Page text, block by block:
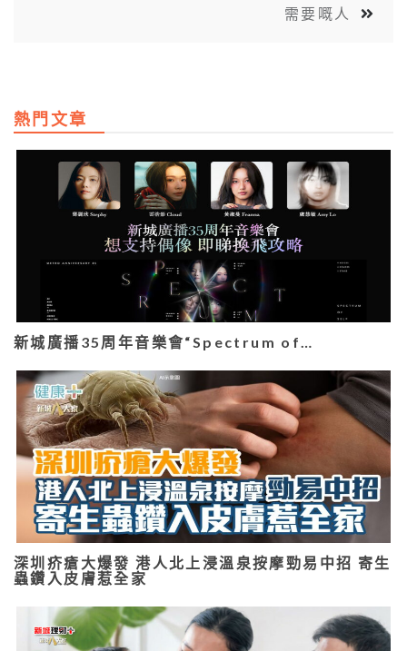
需要嘅人
熱門文章
新城廣播35周年音樂會“Spectrum of…
深圳疥瘡大爆發 港人北上浸溫泉按摩勁易中招 寄生
蟲鑽入皮膚惹全家